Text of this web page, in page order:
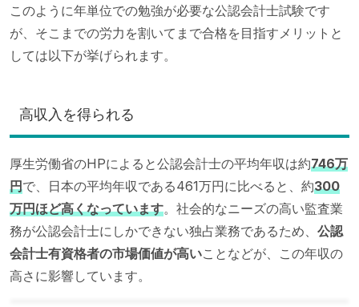
このように年単位での勉強が必要な公認会計士試験です
が、そこまでの労力を割いてまで合格を目指すメリットと
しては以下が挙げられます。
高収入を得られる
厚生労働省のHPによると公認会計士の平均年収は約746万
円で、日本の平均年収である461万円に比べると、約300
万円ほど高くなっています。社会的なニーズの高い監査業
務が公認会計士にしかできない独占業務であるため、 公認
会計士有資格者の市場価値が高いことなどが、この年収の
高さに影響しています。